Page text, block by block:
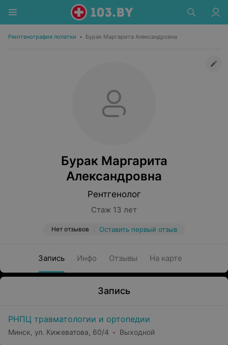
Рентгенография лопатки • Бурак Маргарита Александровна
Бурак Маргарита
Александровна
Рентгенолог
Стаж 13 лет
Нет отзывов Оставить первый отзыв
Запись Инфо Отзывы На карте
Запись
РНПЦ травматологии и ортопедии
Минск, ул. Кижеватова, 60/4 Выходной